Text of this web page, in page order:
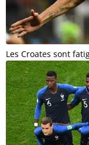
Les Croates sont